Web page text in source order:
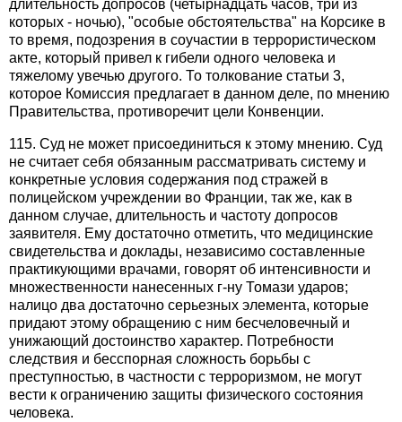
длительность допросов (четырнадцать часов, три из
которых - ночью), "особые обстоятельства" на Корсике в
то время, подозрения в соучастии в террористическом
акте, который привел к гибели одного человека и
тяжелому увечью другого. То толкование статьи 3,
которое Комиссия предлагает в данном деле, по мнению
Правительства, противоречит цели Конвенции.
115. Суд не может присоединиться к этому мнению. Суд
не считает себя обязанным рассматривать систему и
конкретные условия содержания под стражей в
полицейском учреждении во Франции, так же, как в
данном случае, длительность и частоту допросов
заявителя. Ему достаточно отметить, что медицинские
свидетельства и доклады, независимо составленные
практикующими врачами, говорят об интенсивности и
множественности нанесенных г-ну Томази ударов;
налицо два достаточно серьезных элемента, которые
придают этому обращению с ним бесчеловечный и
унижающий достоинство характер. Потребности
следствия и бесспорная сложность борьбы с
преступностью, в частности с терроризмом, не могут
вести к ограничению защиты физического состояния
человека.